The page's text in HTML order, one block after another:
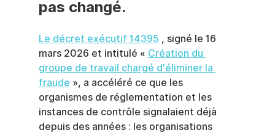
pas changé.
Le décret exécutif 14395 , signé le 16
mars 2026 et intitulé « Création du
groupe de travail chargé d'éliminer la
fraude », a accéléré ce que les
organismes de réglementation et les
instances de contrôle signalaient déjà
depuis des années : les organisations